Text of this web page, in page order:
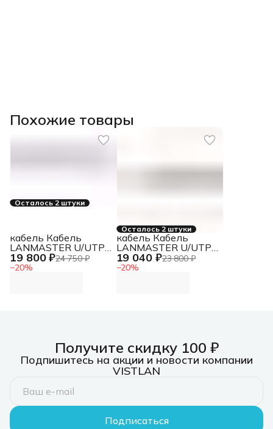
Похожие товары
Осталось 2 штуки
19 800 ₽24 750 ₽
−20%
кабель Кабель
LANMASTER U/UTP,
4 пары, Кат. 5E, 350
МГц, LSZH, нг(А)-HF,
Осталось 2 штуки
19 040 ₽23 800 ₽
−20%
кабель Кабель
LANMASTER U/UTP,
4 пары, Кат. 5E, 350
МГц, LSZH, нг(А)-HF,
Получите скидку 100 ₽
Подпишитесь на акции и новости компании
VISTLAN
Подписаться